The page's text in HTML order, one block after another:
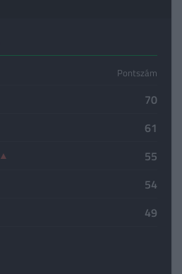
Pontszám
70
61
▲
55
54
49